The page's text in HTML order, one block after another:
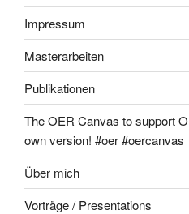
Impressum
Masterarbeiten
Publikationen
The OER Canvas to support
own version! #oer #oercanvas
Über mich
Vorträge / Presentations